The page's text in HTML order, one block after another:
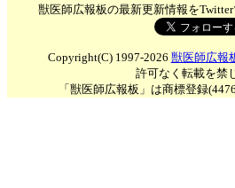
獣医師広報板の最新更新情報をTwitter
Copyright(C) 1997-2026 獣医師広報
許可なく転載を禁
「獣医師広報板」は商標登録